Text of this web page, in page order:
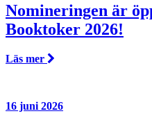
Nomineringen är
Booktoker 2026!
Läs mer
16 juni 2026